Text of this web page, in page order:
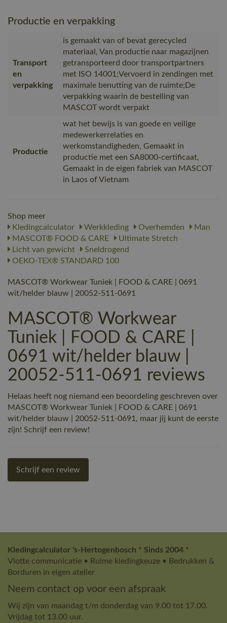
Productie en verpakking
Transport
en
verpakking
is gemaakt van of bevat gerecycled
materiaal, Van productie naar magazijnen
getransporteerd door transportpartners
met ISO 14001;Vervoerd in zendingen met
maximale benutting van de ruimte;De
verpakking waarin de bestelling van
MASCOT wordt verpakt
Productie
wat het bewijs is van goede en veilige
medewerkerrelaties en
werkomstandigheden, Gemaakt in
productie met een SA8000-certificaat,
Gemaakt in de eigen fabriek van MASCOT
in Laos of Vietnam
Shop meer
Kledingcalculator
Werkkleding Overhemden
Man
MASCOT® FOOD & CARE
Ultimate Stretch
Licht van gewicht
Sneldrogend
OEKO-TEX® STANDARD 100
MASCOT® Workwear Tuniek | FOOD & CARE | 0691
wit/helder blauw | 20052-511-0691
MASCOT® Workwear
Tuniek | FOOD & CARE |
0691 wit/helder blauw |
20052-511-0691 reviews
Helaas heeft nog niemand een beoordeling geschreven over
MASCOT® Workwear Tuniek | FOOD & CARE | 0691
wit/helder blauw | 20052-511-0691, maar jij kunt de eerste
zijn! Schrijf een review!
Schrijf een review
Kledingcalculator 's-Hertogenbosch * Sinds 2004 *
Vlotte communicatie • Ruime kledingkeuze • Bedrukken &
Borduren in eigen atelier
Neem contact op voor een afspraak
Wij zijn van maandag t/m donderdag van 9.00 tot 17.00.
Vrijdag tot 13.00 uur.